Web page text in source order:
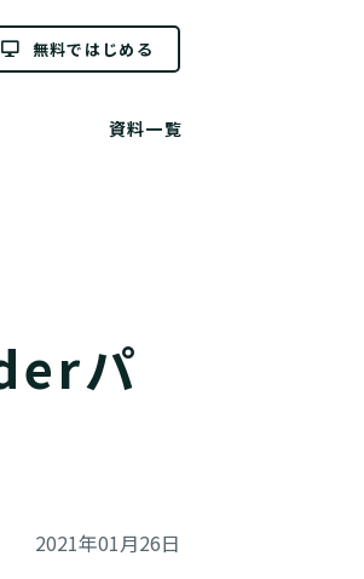
無料ではじめる
資料一覧
パ
2021年01月26日